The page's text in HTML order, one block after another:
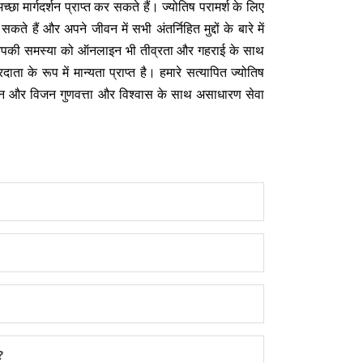
प्राप्त कर सकते हैं। ज्योतिष परामर्श के लिए
हैं और अपने जीवन में सभी अंतर्निहित मुद्दों के बारे में
समस्या को ऑनलाइन भी तीव्रता और गहराई के साथ
के रूप में मान्यता प्राप्त है। हमारे सत्यापित ज्योतिष
और विजन गुणवत्ता और विश्वास के साथ असाधारण सेवा